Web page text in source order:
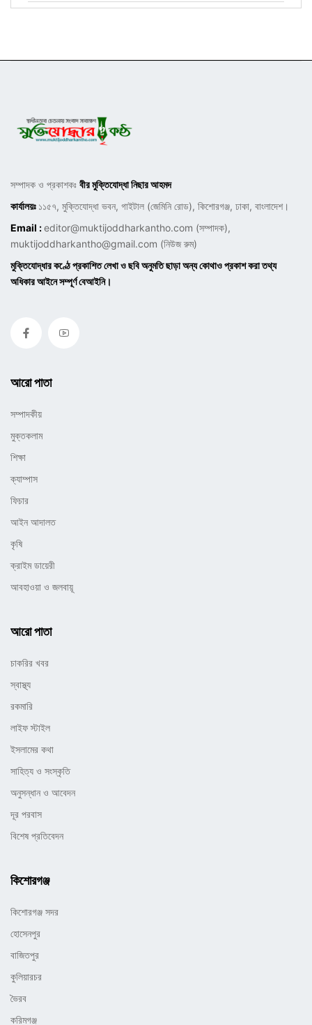
সম্পাদক ও প্রকাশকঃ বীর মুক্তিযোদ্ধা নিছার আহমদ
কার্যালয়ঃ ১১৫৭, মুক্তিযোদ্ধা ভবন, গাইটাল (জেমিনি রোড), কিশোরগঞ্জ, ঢাকা, বাংলাদেশ।
Email :editor@muktijoddharkantho.com (সম্পাদক),
muktijoddharkantho@gmail.com (নিউজ রুম)
মুক্তিযোদ্ধার কণ্ঠে প্রকাশিত লেখা ও ছবি অনুমতি ছাড়া অন্য কোথাও প্রকাশ করা তথ্য
অধিকার আইনে সম্পূর্ণ বেআইনি।
আরো পাতা
সম্পাদকীয়
মুক্তকলাম
শিক্ষা
ক্যাম্পাস
ফিচার
আইন আদালত
কৃষি
ক্রাইম ডায়েরী
আবহাওয়া ও জলবায়ূ
আরো পাতা
চাকরির খবর
স্বাস্থ্য
রকমারি
লাইফ স্টাইল
ইসলামের কথা
সাহিত্য ও সংস্কৃতি
অনুসন্ধান ও আবেদন
দূর পরবাস
বিশেষ প্রতিবেদন
কিশোরগঞ্জ
কিশোরগঞ্জ সদর
হোসেনপুর
বাজিতপুর
কুলিয়ারচর
ভৈরব
করিমগঞ্জ